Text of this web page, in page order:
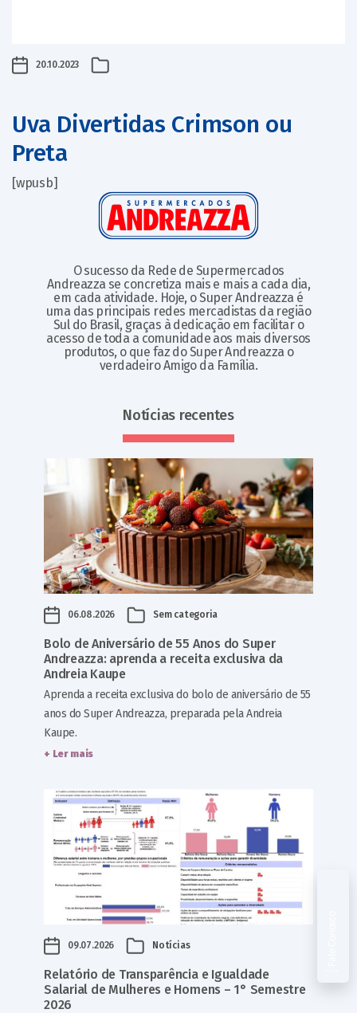
20.10.2023
Uva Divertidas Crimson ou
Preta
[wpusb]
O sucesso da Rede de Supermercados
Andreazza se concretiza mais e mais a cada dia,
em cada atividade. Hoje, o Super Andreazza é
uma das principais redes mercadistas da região
Sul do Brasil, graças à dedicação em facilitar o
acesso de toda a comunidade aos mais diversos
produtos, o que faz do Super Andreazza o
verdadeiro Amigo da Família.
Notícias recentes
06.08.2026 Sem categoria
Bolo de Aniversário de 55 Anos do Super
Andreazza: aprenda a receita exclusiva da
Andreia Kaupe
Aprenda a receita exclusiva do bolo de aniversário de 55
anos do Super Andreazza, preparada pela Andreia
Kaupe.
+ Ler mais
09.07.2026 Notícias
Relatório de Transparência e Igualdade
Salarial de Mulheres e Homens – 1° Semestre
2026